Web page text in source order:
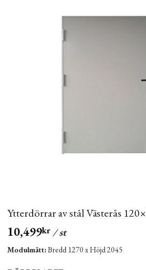
Ytterdörrar av stål Västerås
10,499kr / st
Modulmått:Bredd 1270 x Höjd 2045